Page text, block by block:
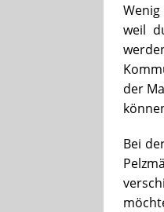
weil
der
Bei